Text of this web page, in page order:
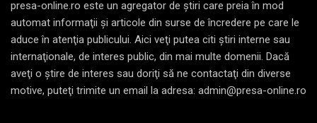
presa-online.ro este un agregator de ştiri care preia în mod
automat informaţii şi articole din surse de încredere pe care le
aduce în atenţia publicului. Aici veţi putea citi ştiri interne sau
internaţionale, de interes public, din mai multe domenii. Dacă
aveţi o ştire de interes sau doriţi să ne contactaţi din diverse
motive, puteţi trimite un email la adresa: admin@presa-online.ro